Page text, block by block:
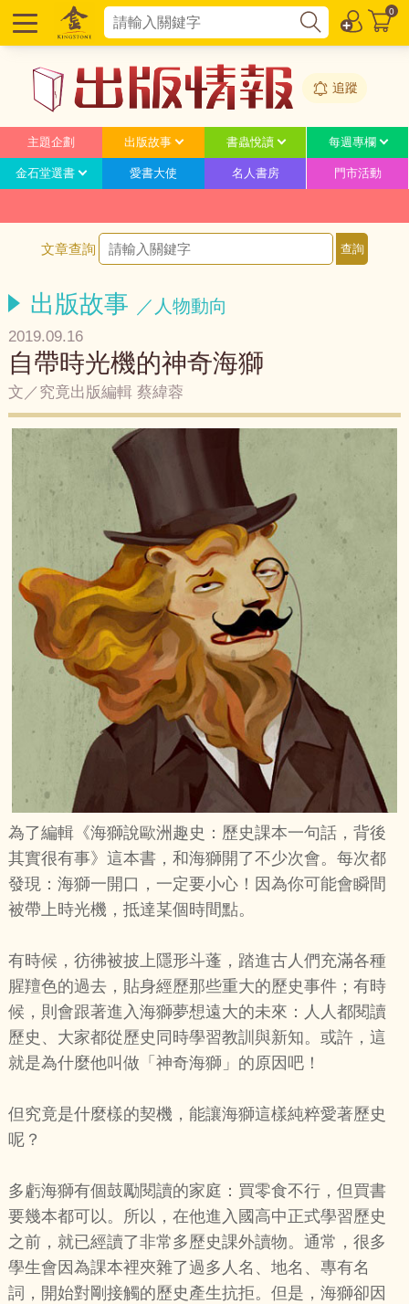
0
追蹤
主題企劃 出版故事 書蟲悅讀 每週專欄
金石堂選書 愛書大使 名人書房 門市活動
文章查詢
出版故事 ／人物動向
2019.09.16
自帶時光機的神奇海獅
文／究竟出版編輯 蔡緯蓉
為了編輯《海獅說歐洲趣史：歷史課本一句話，背後
其實很有事》這本書，和海獅開了不少次會。每次都
發現：海獅一開口，一定要小心！因為你可能會瞬間
被帶上時光機，抵達某個時間點。
有時候，彷彿被披上隱形斗蓬，踏進古人們充滿各種
腥羶色的過去，貼身經歷那些重大的歷史事件；有時
候，則會跟著進入海獅夢想遠大的未來：人人都閱讀
歷史、大家都從歷史同時學習教訓與新知。或許，這
就是為什麼他叫做「神奇海獅」的原因吧！
但究竟是什麼樣的契機，能讓海獅這樣純粹愛著歷史
呢？
多虧海獅有個鼓勵閱讀的家庭：買零食不行，但買書
要幾本都可以。所以，在他進入國高中正式學習歷史
之前，就已經讀了非常多歷史課外讀物。通常，很多
學生會因為課本裡夾雜了過多人名、地名、專有名
詞，開始對剛接觸的歷史產生抗拒。但是，海獅卻因